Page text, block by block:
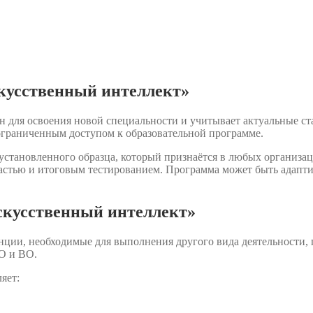
интеллект»
для освоения новой специальности и учитывает актуальные
доступом к образовательной программе.
образца, который признаётся в любых
и итоговым тестированием. Программа может быть
интеллект»
необходимые для выполнения другого вида
и ВО.